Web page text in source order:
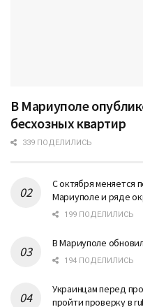
В Мариуполе
бесхозных квартир
339 ПОДЕЛИЛИСЬ
С октября меняется
Мариуполе и ряде
199 ПОДЕЛИЛИСЬ
В Мариуполе
194 ПОДЕЛИЛИСЬ
Украинцам перед
пройти проверку в